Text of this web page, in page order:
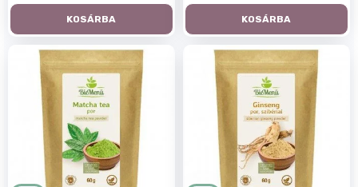
KOSÁRBA KOSÁRBA